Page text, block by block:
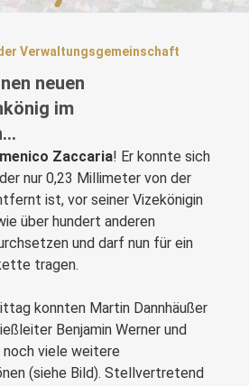
Verwaltungsgemeinschaft
neuen
im
Zaccaria! Er konnte sich
nur 0,23 Millimeter von der
ist, vor seiner Vizekönigin
über hundert anderen
und darf nun für ein
tragen.
konnten Martin Dannhäußer
Benjamin Werner und
noch viele weitere
(siehe Bild). Stellvertretend